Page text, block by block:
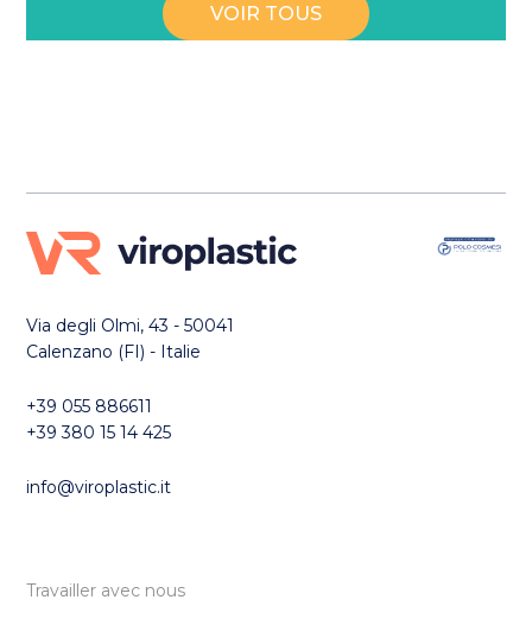
VOIR TOUS
Via degli Olmi, 43 - 50041
Calenzano (FI) - Italie
+39 055 886611
+39 380 15 14 425
info@viroplastic.it
Travailler avec nous